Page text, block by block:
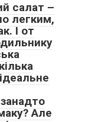
салат –
легким,
І от
Але